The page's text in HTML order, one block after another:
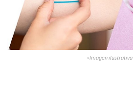
»Imagen ilustrativa